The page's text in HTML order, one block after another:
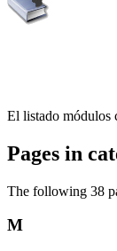
El listado módulos
Pages in
The following 38
M